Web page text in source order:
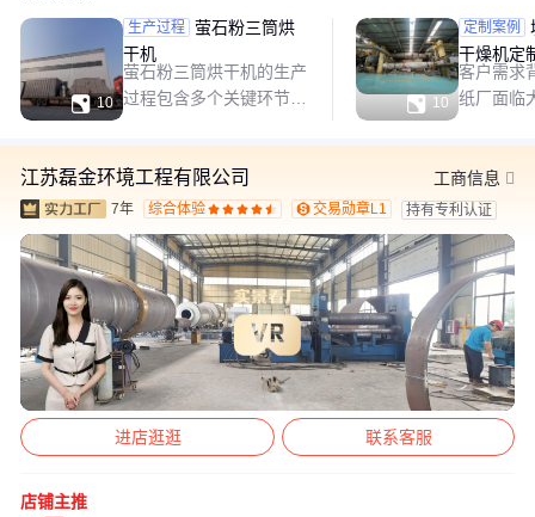
 10
生产过程
干机
萤石粉三筒烘干机的生产
过程包含多个关键环节。
优质钢材、耐热材料等，
确保设备的结构强度和耐
用性。接着进行设计与规
求和规格，精确设计各部
件的尺寸、形状和布局。
在生产流程中，先对钢材
进行切割，使其成为合
 10
定制案例
干燥机定
客户需求
纸厂面临
且成本高
的污泥干
理能力和
了解造纸
污泥特性
意阶段
处理要求
江苏磊金环境工程有限公司 工商信息
7年 综合体验     
     交易勋章L1 持有专利认证
进店逛逛 联系客服
店铺主推